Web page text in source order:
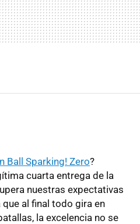
Ball Sparking! Zero?
cuarta entrega de la
nuestras expectativas
al final todo gira en
la excelencia no se